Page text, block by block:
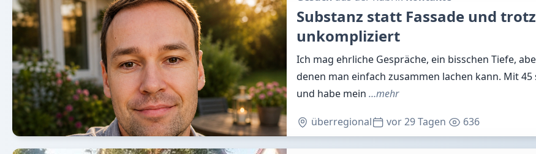
Substanz statt Fassade und
unkompliziert
Ich mag ehrliche Gespräche, ein bisschen Tiefe,
denen man einfach zusammen lachen kann. Mit
und habe mein …mehr
überregional vor 29 Tagen 636